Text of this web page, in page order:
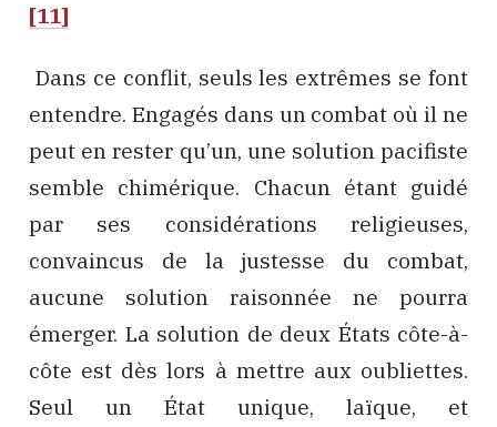
[11]
Dans ce conflit, seuls les extrêmes se font
entendre. Engagés dans un combat où il ne
peut en rester qu’un, une solution pacifiste
semble chimérique. Chacun étant guidé
par ses considérations religieuses,
convaincus de la justesse du combat,
aucune solution raisonnée ne pourra
émerger. La solution de deux États côte-à-
côte est dès lors à mettre aux oubliettes.
Seul un État unique, laïque, et